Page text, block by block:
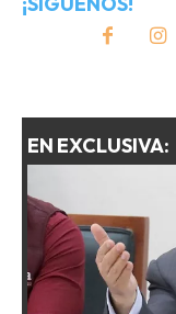
EN EXCLUSIVA: